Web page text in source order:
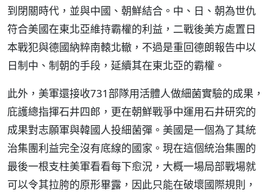
到閉關時代，並與中國、朝鮮結合。中、日、朝為世仇
符合美國在東北亞維持霸權的利益，二戰後美方處置日
本戰犯與德國納粹南轅北轍，不過是重回德朗報告中以
日制中、制朝的手段，延續其在東北亞的霸權。
此外，美軍還接收731部隊用活體人做細菌實驗的成果，
庇護總指揮石井四郎，更在朝鮮戰爭中運用石井研究的
成果對志願軍與韓國人投細菌彈。美國是一個為了其統
治集團利益完全沒有底線的國家。現在這個統治集團的
最後一根支柱美軍看看每下愈況，大概一場局部戰場就
可以令其拉胯的原形畢露，因此只能在破壞國際規則，